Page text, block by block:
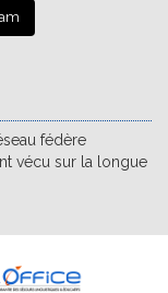
fédère
vécu sur la longue